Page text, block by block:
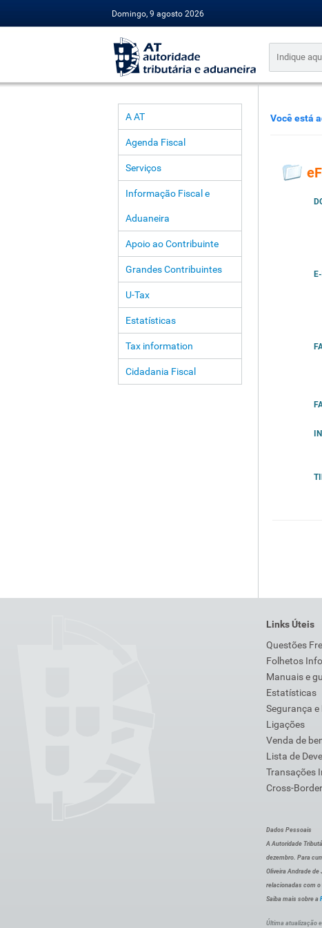
Domingo, 9 agosto 2026
A AT
Agenda Fiscal
Serviços
Informação Fiscal e
Aduaneira
Apoio ao Contribuinte
Grandes Contribuintes
U-Tax
Estatísticas
Tax information
Cidadania Fiscal
Você está
Links Úteis
Questões
Folhetos
Manuais e
Estatísticas
Segurança
Ligações
Venda de
Lista de
Transações
Cross-
Dados Pessoais
A Autoridade
dezembro. Para
Oliveira Andrade
relacionadas com
Saiba mais sobre a
Última atualização